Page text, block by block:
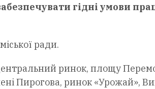
гідні умови
ради.
ринок, площу
Пирогова, ринок «Урожай»,